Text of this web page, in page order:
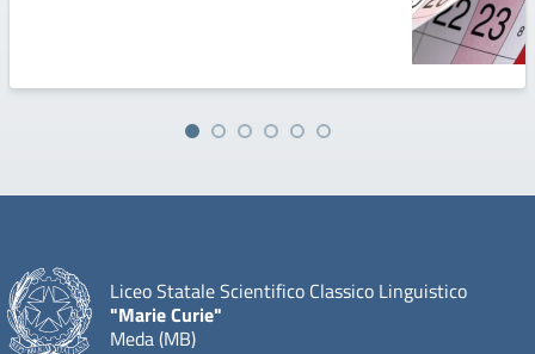
Liceo Statale Scientifico Classico Linguistico
"Marie Curie"
Meda (MB)